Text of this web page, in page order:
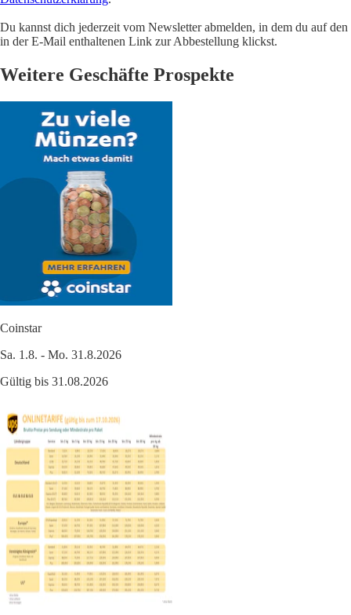
Du kannst dich jederzeit vom Newsletter abmelden, in dem du auf den
in der E-Mail enthaltenen Link zur Abbestellung klickst.
Weitere Geschäfte Prospekte
Coinstar
Sa. 1.8. - Mo. 31.8.2026
Gültig bis 31.08.2026